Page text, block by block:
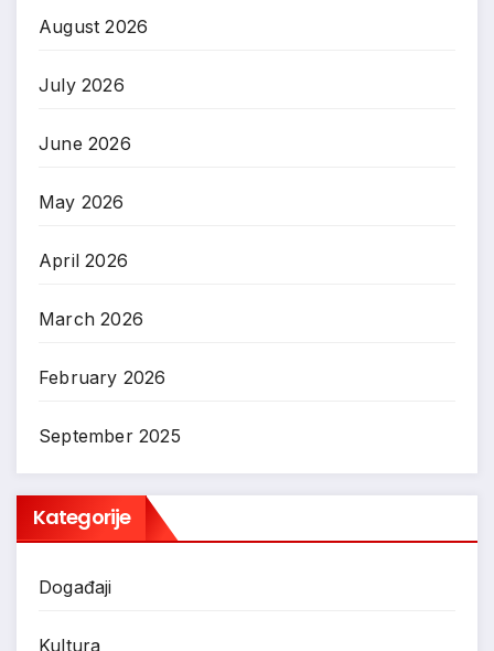
August 2026
July 2026
June 2026
May 2026
April 2026
March 2026
February 2026
September 2025
Kategorije
Događaji
Kultura